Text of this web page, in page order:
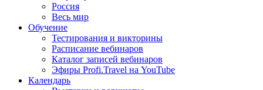
Россия
Весь мир
Обучение
Тестирования и викторины
Расписание вебинаров
Каталог записей вебинаров
Эфиры Profi.Travel на YouTube
Календарь